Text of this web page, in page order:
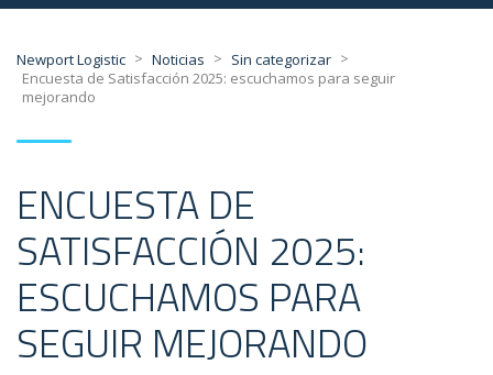
Newport Logistic > Noticias > Sin categorizar >
Encuesta de Satisfacción 2025: escuchamos para seguir
mejorando
ENCUESTA DE
SATISFACCIÓN 2025:
ESCUCHAMOS PARA
SEGUIR MEJORANDO